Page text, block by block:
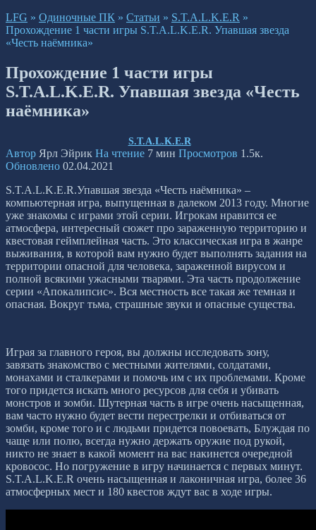
LFG » Одиночные ПК » Статьи » S.T.A.L.K.E.R »
Прохождение 1 части игры S.T.A.L.K.E.R. Упавшая звезда
«Честь наёмника»
Прохождение 1 части игры
S.T.A.L.K.E.R. Упавшая звезда «Честь
наёмника»
S.T.A.L.K.E.R
Автор Ярл Эйрик На чтение 7 мин Просмотров 1.5к.
Обновлено 02.04.2021
S.T.A.L.K.E.R.Упавшая звезда «Честь наёмника» –
компьютерная игра, выпущенная в далеком 2013 году. Многие
уже знакомы с играми этой серии. Игрокам нравится ее
атмосфера, интересный сюжет про зараженную территорию и
квестовая геймплейная часть. Это классическая игра в жанре
выживания, в которой вам нужно будет выполнять задания на
территории опасной для человека, зараженной вирусом и
полной всякими ужасными тварями. Эта часть продолжение
серии «Апокалипсис». Вся местность все такая же темная и
опасная. Вокруг тьма, страшные звуки и опасные существа.
Играя за главного героя, вы должны исследовать зону,
завязать знакомство с местными жителями, солдатами,
монахами и сталкерами и помочь им с их проблемами. Кроме
того придется искать много ресурсов для себя и убивать
монстров и зомби. Шутерная часть в игре очень насыщенная,
вам часто нужно будет вести перестрелки и отбиваться от
зомби, кроме того и с людьми придется повоевать, Блуждая по
чаще или полю, всегда нужно держать оружие под рукой,
никто не знает в какой момент на вас накинется очередной
кровосос. Но погружение в игру начинается с первых минут.
S.T.A.L.K.E.R очень насыщенная и лаконичная игра, более 36
атмосферных мест и 180 квестов ждут вас в ходе игры.